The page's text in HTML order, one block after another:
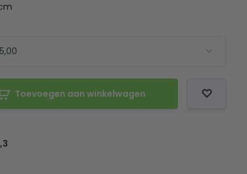
Toevoegen aan winkelwagen